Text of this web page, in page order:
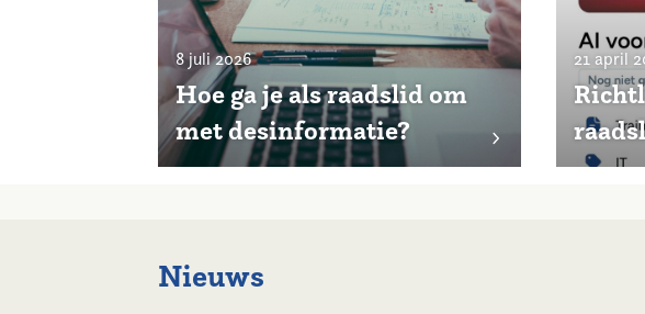
8 juli 2026
Hoe ga je als raadslid om
met desinformatie?
21 april
Nieuws